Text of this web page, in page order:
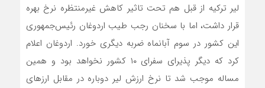
لیر ترکیه از قبل هم تحت تاثیر کاهش غیرمنتظره نرخ بهره
قرار داشت، اما با سخنان رجب طیب اردوغان رئیس‌جمهوری
این کشور در سوم آبانماه ضربه دیگری خورد. اردوغان اعلام
کرد که دیگر پذیرای سفرای ۱۰ کشور نخواهد بود و همین
مساله موجب شد تا نرخ ارزش لیر دوباره در مقابل ارزهای